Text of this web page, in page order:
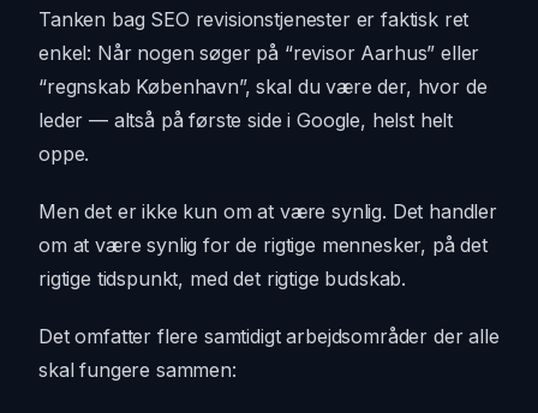
Tanken bag SEO revisionstjenester er faktisk ret
enkel: Når nogen søger på “revisor Aarhus” eller
“regnskab København”, skal du være der, hvor de
leder — altså på første side i Google, helst helt
oppe.
Men det er ikke kun om at være synlig. Det handler
om at være synlig for de rigtige mennesker, på det
rigtige tidspunkt, med det rigtige budskab.
Det omfatter flere samtidigt arbejdsområder der alle
skal fungere sammen: